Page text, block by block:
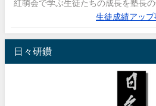
紅萌会で学ぶ生徒たちの成長を塾長
生徒成績アップ
日々研鑽